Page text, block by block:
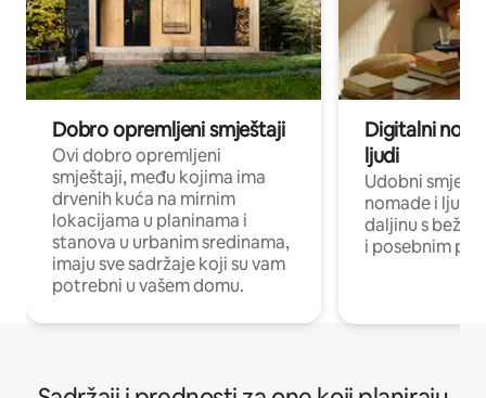
Dobro opremljeni smještaji
Ovi dobro opremljeni
smještaji, među kojima ima
drvenih kuća na mirnim
lokacijama u planinama i
stanova u urbanim sredinama,
imaju sve sadržaje koji su vam
potrebni u vašem domu.
Digitalni
ljudi
Udobni
nomade i ljude
daljinu s
i posebnim